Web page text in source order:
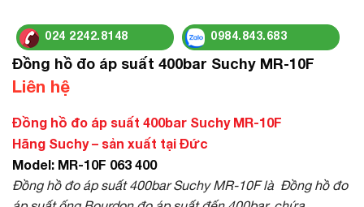
024 2242.8148 0984.843.683
Đồng hồ đo áp suất 400bar Suchy MR-10F
Liên hệ
Đồng hồ đo áp suất 400bar Suchy MR-10F
Hãng Suchy – sản xuất tại Đức
Model: MR-10F 063 400
Đồng hồ đo áp suất 400bar Suchy MR-10F là Đồng hồ đo